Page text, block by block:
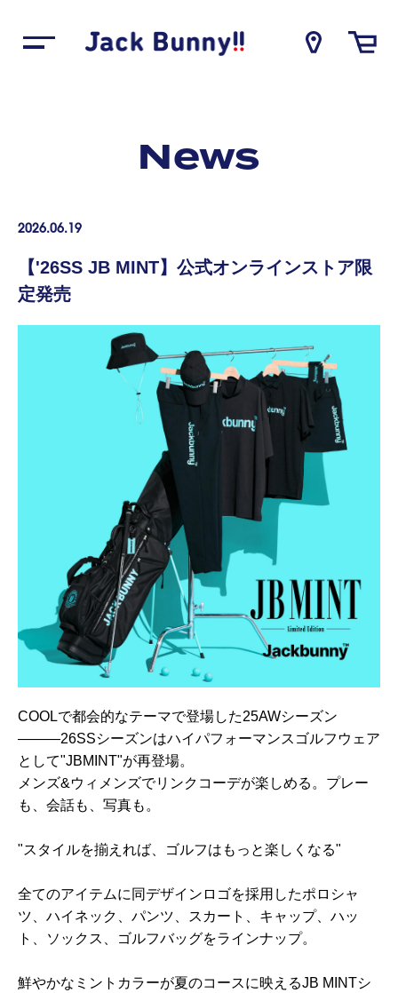
News
2026.06.19
【'26SS JB MINT】公式オンラインストア限
定発売
COOLで都会的なテーマで登場した25AWシーズン
―――26SSシーズンはハイパフォーマンスゴルフウェア
として"JBMINT"が再登場。
メンズ&ウィメンズでリンクコーデが楽しめる。プレー
も、会話も、写真も。
"スタイルを揃えれば、ゴルフはもっと楽しくなる"
全てのアイテムに同デザインロゴを採用したポロシャ
ツ、ハイネック、パンツ、スカート、キャップ、ハッ
ト、ソックス、ゴルフバッグをラインナップ。
鮮やかなミントカラーが夏のコースに映えるJB MINTシ